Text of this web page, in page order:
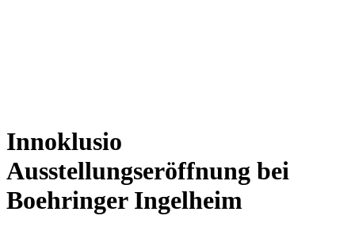
Innoklusio
Ausstellungseröffnung bei
Boehringer Ingelheim